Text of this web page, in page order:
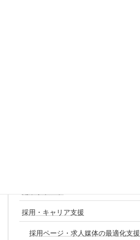
採用・キャリア支援
採用ページ・求人媒体の最適化支援